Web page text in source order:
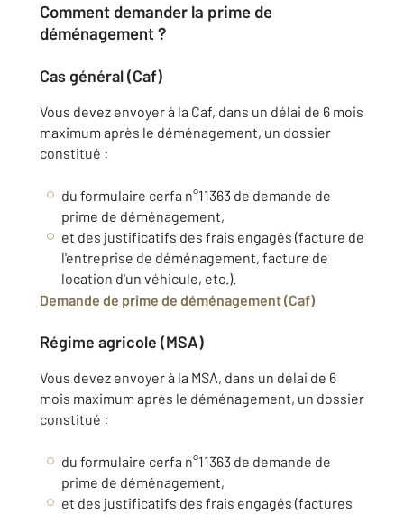
Comment demander la prime de
déménagement ?
Cas général (Caf)
Vous devez envoyer à la Caf, dans un délai de 6 mois
maximum après le déménagement, un dossier
constitué :
du formulaire cerfa n°11363 de demande de
prime de déménagement,
et des justificatifs des frais engagés (facture de
l'entreprise de déménagement, facture de
location d'un véhicule, etc.).
Demande de prime de déménagement (Caf)
Régime agricole (MSA)
Vous devez envoyer à la MSA, dans un délai de 6
mois maximum après le déménagement, un dossier
constitué :
du formulaire cerfa n°11363 de demande de
prime de déménagement,
et des justificatifs des frais engagés (factures